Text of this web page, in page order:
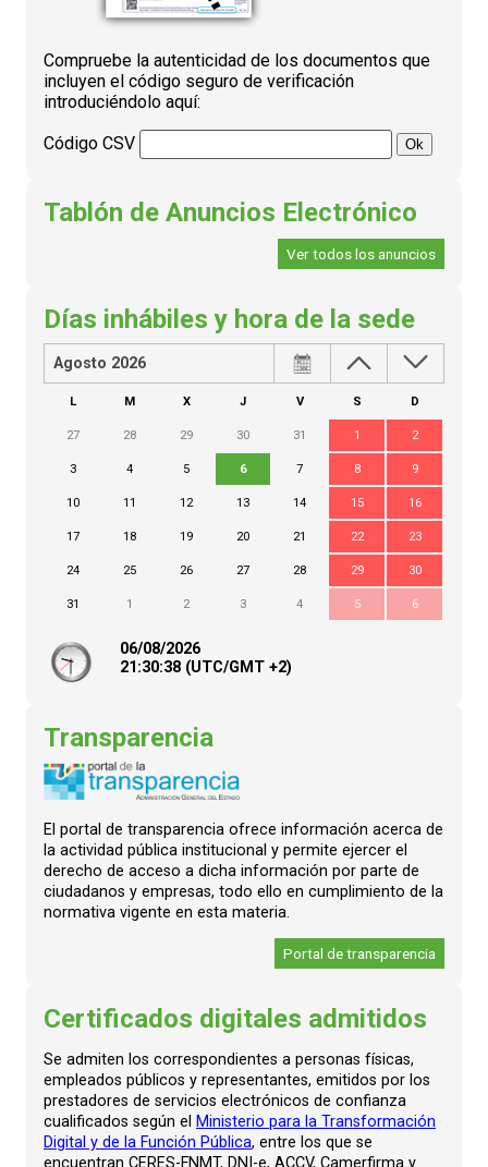
Compruebe la autenticidad de los documentos que
incluyen el código seguro de verificación
introduciéndolo aquí:
Código CSV
Tablón de Anuncios Electrónico
Ver todos los anuncios
Días inhábiles y hora de la sede
Agosto 2026
L M X J V S D
27 28 29 30 31 1 2
3 4 5 6 7 8 9
10 11 12 13 14 15 16
17 18 19 20 21 22 23
24 25 26 27 28 29 30
31 1 2 3 4 5 6
06/08/2026
21:30:38 (UTC/GMT +2)
Transparencia
El portal de transparencia ofrece información acerca de
la actividad pública institucional y permite ejercer el
derecho de acceso a dicha información por parte de
ciudadanos y empresas, todo ello en cumplimiento de la
normativa vigente en esta materia.
Portal de transparencia
Certificados digitales admitidos
Se admiten los correspondientes a personas físicas,
empleados públicos y representantes, emitidos por los
prestadores de servicios electrónicos de confianza
cualificados según el Ministerio para la Transformación
Digital y de la Función Pública, entre los que se
encuentran CERES-FNMT, DNI-e, ACCV, Camerfirma y